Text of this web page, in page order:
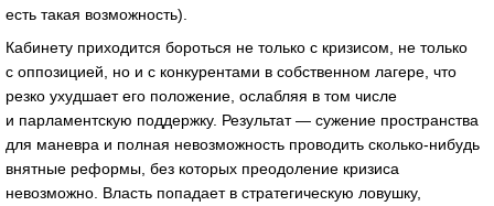
есть такая возможность).
Кабинету приходится бороться не только с кризисом, не только
с оппозицией, но и с конкурентами в собственном лагере, что
резко ухудшает его положение, ослабляя в том числе
и парламентскую поддержку. Результат — сужение пространства
для маневра и полная невозможность проводить сколько-нибудь
внятные реформы, без которых преодоление кризиса
невозможно. Власть попадает в стратегическую ловушку,